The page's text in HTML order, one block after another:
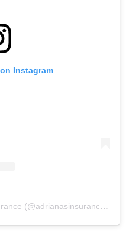
Instagram
A post shared by Adriana's Insurance (@adrianasinsurance_services)